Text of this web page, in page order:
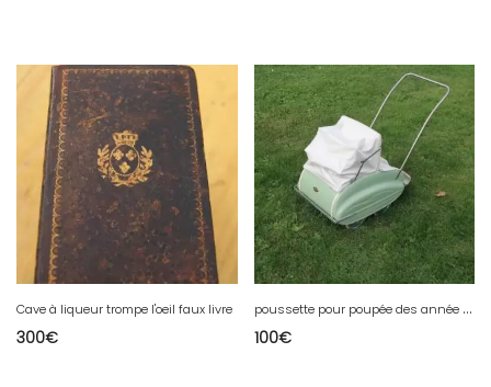
Cave à liqueur trompe l'oeil faux livre
300€
p
oussette pour poupée des année 50
100€